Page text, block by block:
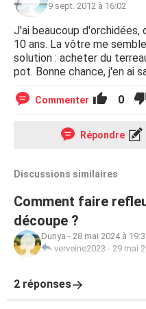
9 sept. 2012 à 16:02
J'ai beaucoup d'orchidées,
10 ans. La vôtre me
solution : acheter du
pot. Bonne chance, j'en ai
Commenter 0
Répondre
Discussions similaires
Comment faire
découpe ?
Dunya - 28 mai 2024 à
verveine2023 - 29 mai
2 réponses